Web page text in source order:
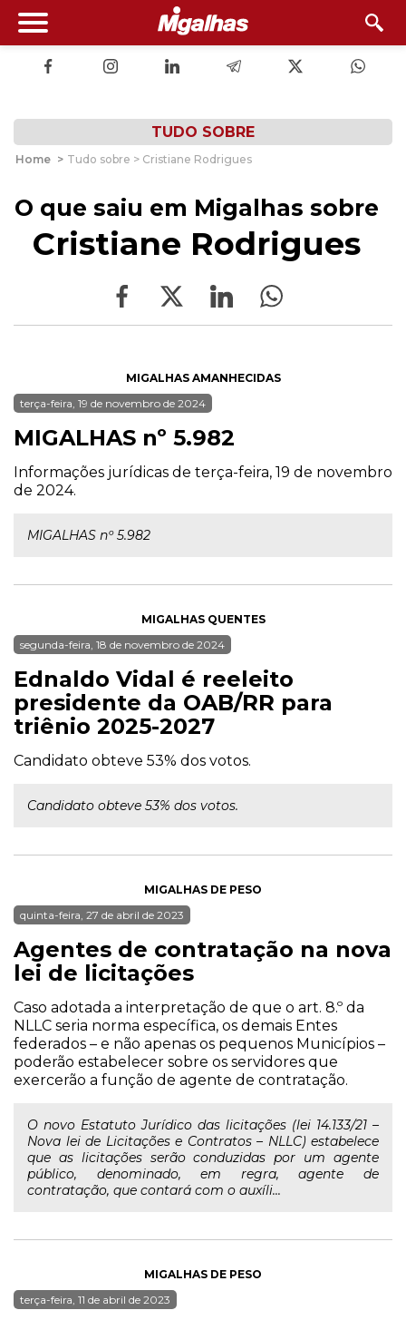
TUDO SOBRE
Home > Tudo sobre > Cristiane Rodrigues
O que saiu em Migalhas sobre
Cristiane Rodrigues
MIGALHAS AMANHECIDAS
terça-feira, 19 de novembro de 2024
MIGALHAS nº 5.982
Informações jurídicas de terça-feira, 19 de novembro
de 2024.
MIGALHAS nº 5.982
MIGALHAS QUENTES
segunda-feira, 18 de novembro de 2024
Ednaldo Vidal é reeleito
presidente da OAB/RR para
triênio 2025-2027
Candidato obteve 53% dos votos.
Candidato obteve 53% dos votos.
MIGALHAS DE PESO
quinta-feira, 27 de abril de 2023
Agentes de contratação na nova
lei de licitações
Caso adotada a interpretação de que o art. 8.º da
NLLC seria norma específica, os demais Entes
federados – e não apenas os pequenos Municípios –
poderão estabelecer sobre os servidores que
exercerão a função de agente de contratação.
O novo Estatuto Jurídico das licitações (lei 14.133/21 –
Nova lei de Licitações e Contratos – NLLC) estabelece
que as licitações serão conduzidas por um agente
público, denominado, em regra, agente de
contratação, que contará com o auxíli...
MIGALHAS DE PESO
terça-feira, 11 de abril de 2023